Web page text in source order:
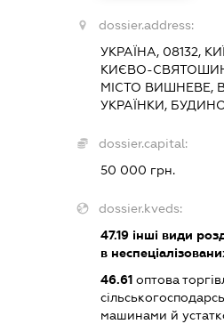
dossier.address:
УКРАЇНА, 08132,
КИЄВО-
МІСТО ВИШНЕВЕ,
УКРАЇНКИ,
dossier.capital:
50 000 грн.
dossier.kveds:
47.19 інші види
в
46.61 оптова
машинами й